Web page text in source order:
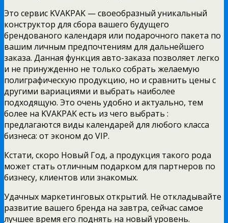
Это сервис KVAKPAK — своеобразный уникальный
конструктор для сбора вашего будущего
брендованого календаря или подарочного пакета по
вашим личным предпочтениям для дальнейшего
заказа. Данная функция авто-заказа позволяет легко
и не принужденно не только собрать желаемую
полиграфическую продукцию, но и сравнить цены с
другими вариациями и выбрать наиболее
подходящую. Это очень удобно и актуально, тем
более на KVAKPAK есть из чего выбрать :
предлагаются виды календарей для любого класса
бизнеса: от эконом до VIP.
Кстати, скоро Новый Год, а продукция такого рода
может стать отличным подарком для партнеров по
бизнесу, клиентов или знакомых.
Удачных маркетинговых открытий. Не откладывайте
развитие вашего бренда на завтра, сейчас самое
лучшее время его поднять на новый уровень.